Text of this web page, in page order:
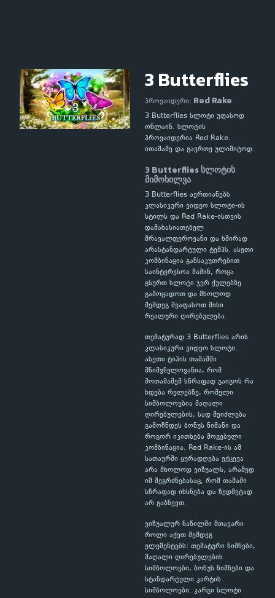
3 Butterflies
პროვაიდერი: Red Rake
3 Butterflies სლოტი უფასოდ
ონლაინ. სლოტის
პროვაიდერია Red Rake.
ითამაშე და გაერთე ულიმიტოდ.
3 Butterflies სლოტის
მიმოხილვა
3 Butterflies აერთიანებს
კლასიკური ვიდეო სლოტი-ის
სტილს და Red Rake-ისთვის
დამახასიათებელ
მრავალფეროვანი და ხშირად
არასტანდარტული ტემპს. ასეთი
კომბინაცია განსაკუთრებით
საინტერესოა მაშინ, როცა
გსურთ სლოტი ჯერ ქულებზე
გამოცადოთ და მხოლოდ
შემდეგ შეაფასოთ მისი
რეალური ღირებულება.
თემატურად 3 Butterflies არის
კლასიკური ვიდეო სლოტი.
ასეთი ტიპის თამაშში
მნიშვნელოვანია, რომ
მოთამაშემ სწრაფად გაიგოს რა
ხდება რელებზე, რომელი
სიმბოლოებია მაღალი
ღირებულების, სად შეიძლება
გამოჩნდეს ბონუს ნიშანი და
როგორ იკითხება მოგებული
კომბინაცია. Red Rake-ის ამ
სათაურში ყურადღება ექცევა
არა მხოლოდ ვიზუალს, არამედ
იმ შეგრძნებასაც, რომ თამაში
სწრაფად იხსნება და ზედმეტად
არ გაბნევთ.
ვიზუალურ ნაწილში მთავარი
როლი აქვთ შემდეგ
ელემენტებს: თემატური ნიშნები,
მაღალი ღირებულების
სიმბოლოები, ბონუს ნიშნები და
სტანდარტული კარტის
სიმბოლოები. კარგი სლოტი